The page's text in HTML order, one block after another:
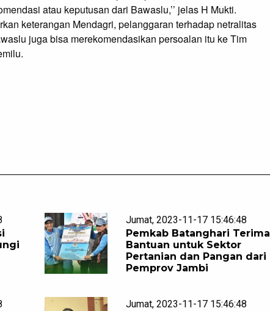
atau keputusan dari Bawaslu,’’ jelas H Mukti.
keterangan Mendagri, pelanggaran terhadap netralitas
juga bisa merekomendasikan persoalan itu ke Tim
Jumat, 2023-11-17 15:46:48
Pemkab Batanghari Terima
Bantuan untuk Sektor
Pertanian dan Pangan dari
Pemprov Jambi
Jumat, 2023-11-17 15:46:48